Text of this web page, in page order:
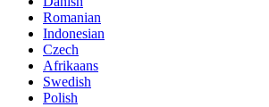
Romanian
Indonesian
Czech
Afrikaans
Swedish
Polish